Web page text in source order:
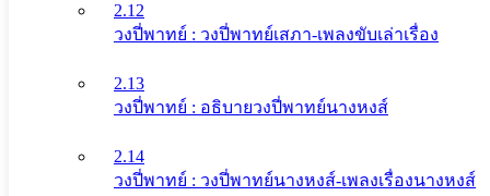
2.12
วงปี่พาทย์ : วงปี่พาทย์เสภา-เพลงขับเล่าเรื่อง
2.13
วงปี่พาทย์ : อธิบายวงปี่พาทย์นางหงส์
2.14
วงปี่พาทย์ : วงปี่พาทย์นางหงส์-เพลงเรื่องนางหงส์